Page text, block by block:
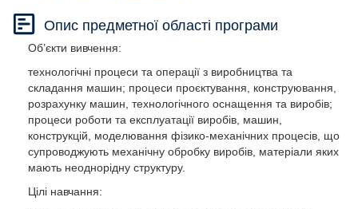
Опис предметної області програми
Об’єкти вивчення:
технологічні процеси та операції з виробництва та
складання машин; процеси проєктування, конструювання,
розрахунку машин, технологічного оснащення та виробів;
процеси роботи та експлуатації виробів, машин,
конструкцій, моделювання фізико-механічних процесів, що
супроводжують механічну обробку виробів, матеріали яких
мають неоднорідну структуру.
Цілі навчання: